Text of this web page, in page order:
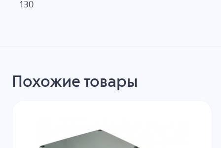
130
Похожие товары